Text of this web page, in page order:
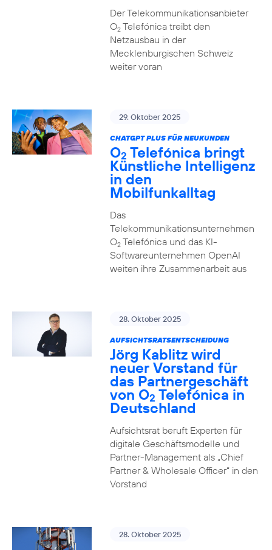
Der Telekommunikationsanbieter
O2Telefónica treibt den
Netzausbau in der
Mecklenburgischen Schweiz
weiter voran
29. Oktober 2025
CHATGPT PLUS FÜR NEUKUNDEN
O2 Telefónica bringt
Künstliche Intelligenz
in den
Mobilfunkalltag
Das
Telekommunikationsunternehmen
O2Telefónica und das KI-
Softwareunternehmen OpenAI
weiten ihre Zusammenarbeit aus
28. Oktober 2025
AUFSICHTSRATSENTSCHEIDUNG
Jörg Kablitz wird
neuer Vorstand für
das Partnergeschäft
von O2 Telefónica in
Deutschland
Aufsichtsrat beruft Experten für
digitale Geschäftsmodelle und
Partner-Management als „Chief
Partner & Wholesale Officer“ in den
Vorstand
28. Oktober 2025